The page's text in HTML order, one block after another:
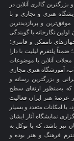
بزرگترین گالری آنلاین در
می‌باشد، که باتجربهٔ برگزاری بیش از ۲۵۰ نمایشگاه هنری و تجاری و با
و پربازدیدترین
نگارخانه با گویندگی
ناممکن و فانتزی؛
پلتفرم لیلیت با دارا
آنلاین با موضوعات
آموزشگاه هنری مجازی
و بزرگترین رسانه و
به‌منظور ارتقای سطح
عرصهٔ هنر ایران فعالیت
با امکانات متعدد و بسیار
نمایشگاه آثار ایشان
نیز باشد، که با توکل به
فرهنگ و هنر بوده و